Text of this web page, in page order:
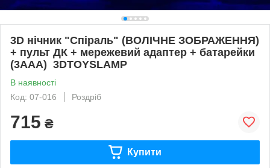
3D нічник "Спіраль" (ВОЛІЧНЕ ЗОБРАЖЕННЯ)
+ пульт ДК + мережевий адаптер + батарейки
(3ААА) 3DTOYSLAMP
В наявності
Код: 07-016
Роздріб
715 ₴
Купити